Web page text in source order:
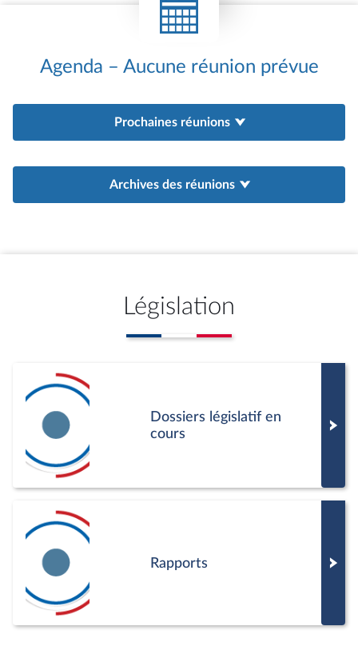
Agenda – Aucune réunion prévue
Prochaines réunions
Archives des réunions
Législation
Dossiers législatif en
cours
Rapports